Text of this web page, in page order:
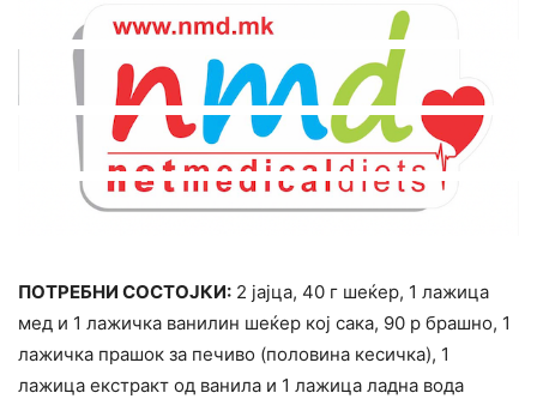
ПОТРЕБНИ СОСТОЈКИ: 2 јајца, 40 г шеќер, 1 лажица
мед и 1 лажичка ванилин шеќер кој сака, 90 р брашно, 1
лажичка прашок за печиво (половина кесичка), 1
лажица екстракт од ванила и 1 лажица ладна вода